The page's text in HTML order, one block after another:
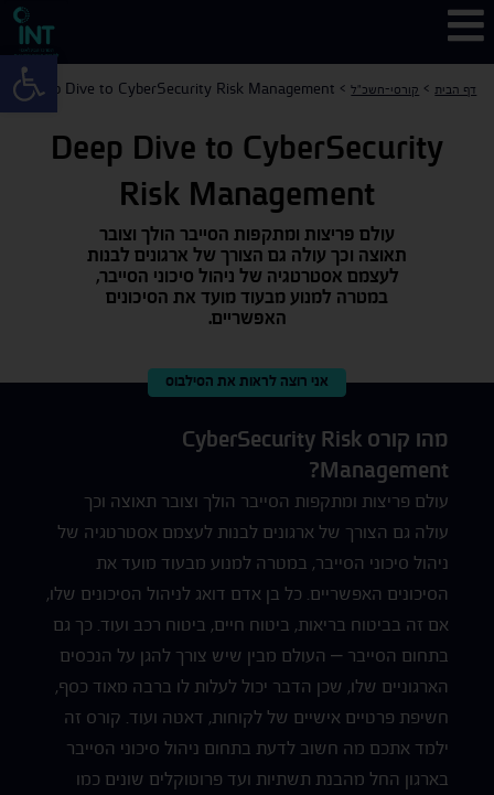
דף הבית > קורסי-חשכ"ל>
Deep Dive to CyberSecurity Risk Management
Deep Dive to CyberSecurity
Risk Management
עולם פריצות ומתקפות הסייבר הולך וצובר
תאוצה וכך עולה גם הצורך של ארגונים לבנות
לעצמם אסטרטגיה של ניהול סיכוני הסייבר,
במטרה למנוע מבעוד מועד את הסיכונים
האפשריים.
אני רוצה לראות את הסילבוס
מהו קורס CyberSecurity Risk
Management?
עולם פריצות ומתקפות הסייבר הולך וצובר תאוצה וכך
עולה גם הצורך של ארגונים לבנות לעצמם אסטרטגיה של
ניהול סיכוני הסייבר, במטרה למנוע מבעוד מועד את
הסיכונים האפשריים. כל בן אדם דואג לניהול הסיכונים שלו,
אם זה בביטוח בריאות, ביטוח חיים, ביטוח רכב ועוד. כך גם
בתחום הסייבר – העולם מבין שיש צורך להגן על הנכסים
הארגוניים שלו, שכן הדבר יכול לעלות לו ברבה מאוד כסף,
חשיפת פרטיים אישיים של לקוחות, דאטה ועוד. קורס זה
ילמד אתכם מה חשוב לדעת בתחום ניהול סיכוני הסייבר
בארגון החל מהבנת תשתיות ועד פרוטוקלים שונים כמו